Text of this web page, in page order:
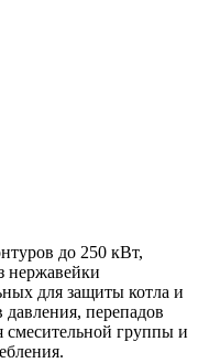
до 250 кВт,
нержавейки
для защиты котла и
давления, перепадов
смесительной группы и